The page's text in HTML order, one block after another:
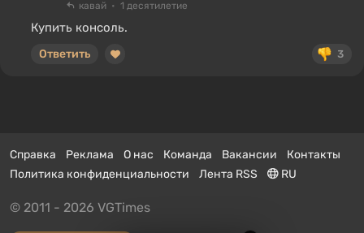
кавай 1 десятилетие
Купить консоль.
3
Ответить
Справка Реклама О нас Команда Вакансии
Контакты
Политика конфиденциальности
Лента RSS RU
© 2011 - 2026 VGTimes